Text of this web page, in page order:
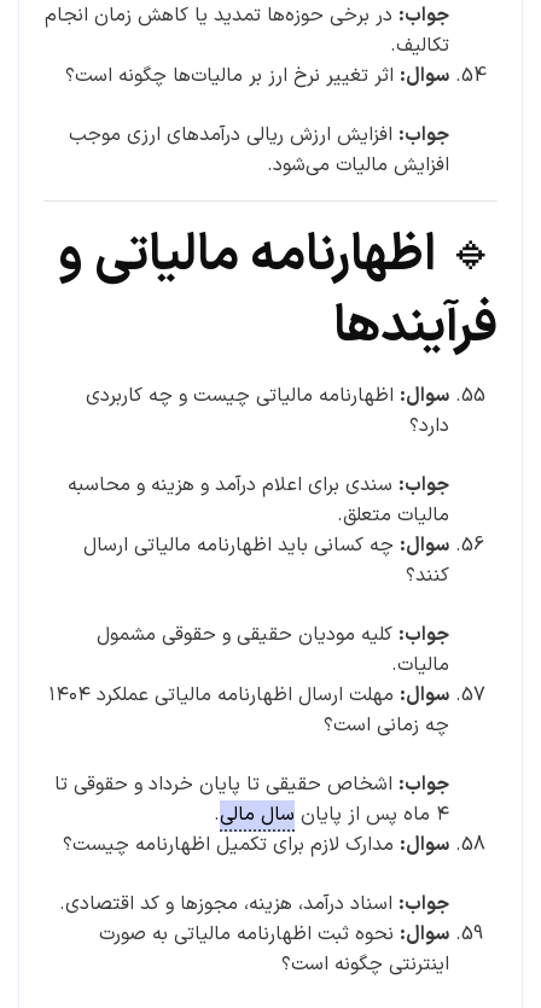
جواب: در برخی حوزه‌ها تمدید یا کاهش زمان انجام
تکالیف.
سوال: اثر تغییر نرخ ارز بر مالیات‌ها چگونه است؟
جواب: افزایش ارزش ریالی درآمدهای ارزی موجب
افزایش مالیات می‌شود.
🔹 اظهارنامه مالیاتی و
فرآیندها
سوال: اظهارنامه مالیاتی چیست و چه کاربردی
دارد؟
جواب: سندی برای اعلام درآمد و هزینه و محاسبه
مالیات متعلق.
سوال: چه کسانی باید اظهارنامه مالیاتی ارسال
کنند؟
جواب: کلیه مودیان حقیقی و حقوقی مشمول
مالیات.
سوال:
مهلت ارسال اظهارنامه مالیاتی عملکرد ۱۴۰۴
چه زمانی است؟
جواب: اشخاص حقیقی تا پایان خرداد و حقوقی تا
۴ ماه پس از پایان
سال مالی.
سوال: مدارک لازم برای تکمیل اظهارنامه چیست؟
جواب: اسناد درآمد، هزینه، مجوزها و کد اقتصادی.
سوال: نحوه ثبت اظهارنامه مالیاتی به صورت
اینترنتی چگونه است؟